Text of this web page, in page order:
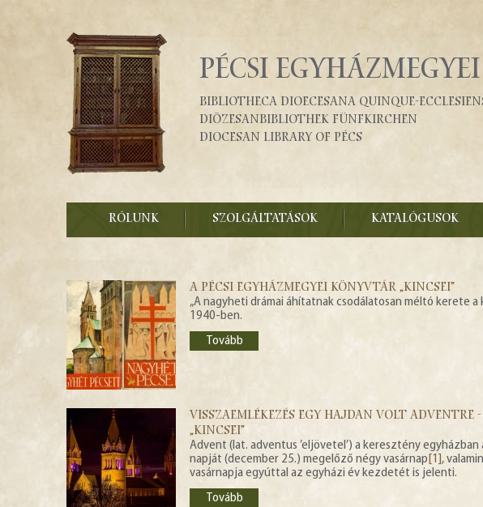
PÉCSI
Bibliotheca Dioecesana Quinque-
Diözesanbibliothek Fünfkirchen
Diocesan Library of Pécs
RÓLUNK SZOLGÁLTATÁSOK KATALÓGUSOK
A PÉCSI EGYHÁZMEGYEI KÖNYVTÁR „KINCSEI”
„A nagyheti drámai áhítatnak csodálatosan méltó kerete
1940-ben.
Tovább
VISSZAEMLÉKEZÉS EGY HAJDAN VOLT ADVENTRE
„KINCSEI”
Advent (lat. adventus ’eljövetel’) a keresztény
napját (december 25.) megelőző négy vasárnap [1] ,
vasárnapja egyúttal az egyházi év kezdetét is jelenti.
Tovább